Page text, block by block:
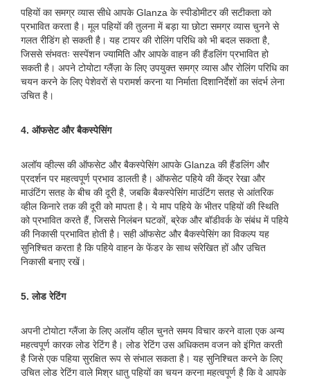
पहियों का समग्र व्यास सीधे आपके Glanza के स्पीडोमीटर की सटीकता को
प्रभावित करता है। मूल पहियों की तुलना में बड़ा या छोटा समग्र व्यास चुनने से
गलत रीडिंग हो सकती है। यह टायर की रोलिंग परिधि को भी बदल सकता है,
जिससे संभवतः सस्पेंशन ज्यामिति और आपके वाहन की हैंडलिंग प्रभावित हो
सकती है। अपने टोयोटा ग्लैंज़ा के लिए उपयुक्त समग्र व्यास और रोलिंग परिधि का
चयन करने के लिए पेशेवरों से परामर्श करना या निर्माता दिशानिर्देशों का संदर्भ लेना
उचित है।
4. ऑफसेट और बैकस्पेसिंग
अलॉय व्हील्स की ऑफसेट और बैकस्पेसिंग आपके Glanza की हैंडलिंग और
प्रदर्शन पर महत्वपूर्ण प्रभाव डालती है। ऑफसेट पहिये की केंद्र रेखा और
माउंटिंग सतह के बीच की दूरी है, जबकि बैकस्पेसिंग माउंटिंग सतह से आंतरिक
व्हील किनारे तक की दूरी को मापता है। ये माप पहिये के भीतर पहियों की स्थिति
को प्रभावित करते हैं, जिससे निलंबन घटकों, ब्रेक और बॉडीवर्क के संबंध में पहिये
की निकासी प्रभावित होती है। सही ऑफसेट और बैकस्पेसिंग का विकल्प यह
सुनिश्चित करता है कि पहिये वाहन के फेंडर के साथ संरेखित हों और उचित
निकासी बनाए रखें।
5. लोड रेटिंग
अपनी टोयोटा ग्लैंजा के लिए अलॉय व्हील चुनते समय विचार करने वाला एक अन्य
महत्वपूर्ण कारक लोड रेटिंग है। लोड रेटिंग उस अधिकतम वजन को इंगित करती
है जिसे एक पहिया सुरक्षित रूप से संभाल सकता है। यह सुनिश्चित करने के लिए
उचित लोड रेटिंग वाले मिश्र धातु पहियों का चयन करना महत्वपूर्ण है कि वे आपके